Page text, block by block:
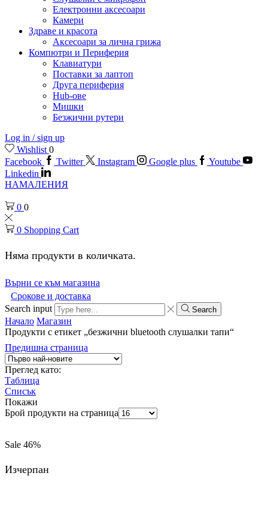
Електронни аксесоари
Камери
Здраве и красота
Аксесоари за лична грижа
Компютри и Периферия
Клавиатури
Поставки за лаптоп
Друга периферия
Hub-ове
Мишки
Безжични рутери
Log in / sign up
Wishlist 0
Facebook
Twitter Instagram Google plus
Youtube
Linkedin
НАМАЛЕНИЯ
0 0
0 Shopping Cart
Няма продукти в количката.
Върни се към магазина
Срокове и доставка
Search input
Search
Начало Магазин
Продукти с етикет „безжични bluetooth слушалки тапи“
Предишна страница
Преглед като:
Таблица
Списък
Покажи
Брой продукти на страница
Sale 46%
Изчерпан